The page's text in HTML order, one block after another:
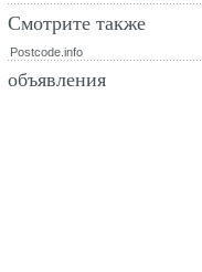
Смотрите также
Postcode.info
объявления